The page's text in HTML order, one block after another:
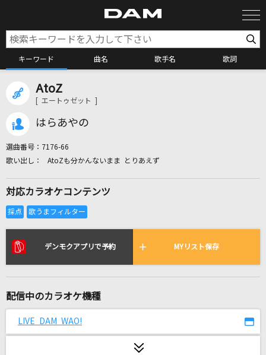
キーワード 曲名 歌手名 歌詞
リアルタイムで歌われている曲の一覧
瞳惚れ
AtoZ
[ エートゥゼット ]
はらあやの
選曲番号： 7176-66
AtoZも分かんないまま とりあえず
対応カラオケコンテンツ
デンモクアプリで予約 MYリスト保存
配信中のカラオケ機種
LIVE DAM WAO!